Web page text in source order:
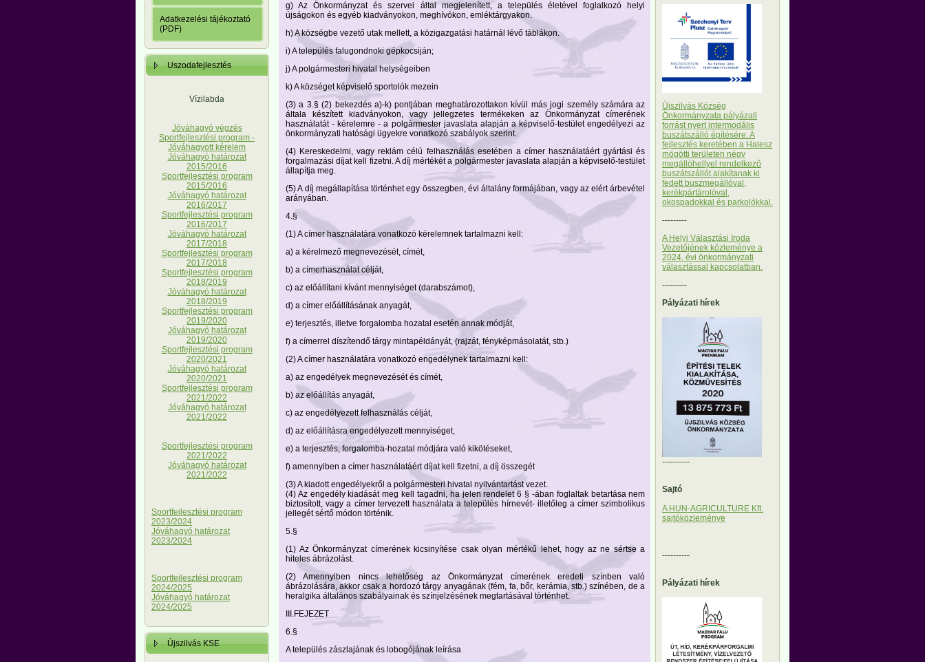
Adatkezelési tájékoztató
(PDF)
Uszodafejlesztés
Vízilabda
Jóváhagyó végzés
Sportfejlesztési program -
Jóváhagyott kérelem
Jóváhagyó határozat
2015/2016
Sportfejlesztési program
2015/2016
Jóváhagyó határozat
2016/2017
Sportfejlesztési program
2016/2017
Jóváhagyó határozat
2017/2018
Sportfejlesztési program
2017/2018
Sportfejlesztési program
2018/2019
Jóváhagyó határozat
2018/2019
Sportfejlesztési program
2019/2020
Jóváhagyó határozat
2019/2020
Sportfejlesztési program
2020/2021
Jóváhagyó határozat
2020/2021
Sportfejlesztési program
2021/2022
Jóváhagyó határozat
2021/2022
Sportfejlesztési program
2021/2022
Jóváhagyó határozat
2021/2022
Sportfejlesztési program
2023/2024
Jóváhagyó határozat
2023/2024
Sportfejlesztési program
2024/2025
Jóváhagyó határozat
2024/2025
Újszilvás KSE
g) Az Önkormányzat és szervei által megjelenített, a település életével foglalkozó helyi
újságokon és egyéb kiadványokon, meghívókon, emléktárgyakon.
h) A községbe vezető utak mellett, a közigazgatási határnál lévő táblákon.
i) A település falugondnoki gépkocsiján;
j) A polgármesteri hivatal helységeiben
k) A községet képviselő sportolók mezein
(3) a 3.§ (2) bekezdés a)-k) pontjában meghatározottakon kívül más jogi személy számára az
általa készített kiadványokon, vagy jellegzetes termékeken az Önkormányzat címerének
használatát - kérelemre - a polgármester javaslata alapján a képviselő-testület engedélyezi az
önkormányzati hatósági ügyekre vonatkozó szabályok szerint.
(4) Kereskedelmi, vagy reklám célú felhasználás esetében a címer használatáért gyártási és
forgalmazási díjat kell fizetni. A díj mértékét a polgármester javaslata alapján a képviselő-testület
állapítja meg.
(5) A díj megállapítása történhet egy összegben, évi általány formájában, vagy az elért árbevétel
arányában.
4.§
(1) A címer használatára vonatkozó kérelemnek tartalmazni kell:
a) a kérelmező megnevezését, címét,
b) a címerhasználat célját,
c) az előállítani kívánt mennyiséget (darabszámot),
d) a címer előállításának anyagát,
e) terjesztés, illetve forgalomba hozatal esetén annak módját,
f) a címerrel díszítendő tárgy mintapéldányát, (rajzát, fényképmásolatát, stb.)
(2) A címer használatára vonatkozó engedélynek tartalmazni kell:
a) az engedélyek megnevezését és címét,
b) az előállítás anyagát,
c) az engedélyezett felhasználás célját,
d) az előállításra engedélyezett mennyiséget,
e) a terjesztés, forgalomba-hozatal módjára való kikötéseket,
f) amennyiben a címer használatáért díjat kell fizetni, a díj összegét
(3) A kiadott engedélyekről a polgármesteri hivatal nyilvántartást vezet.
(4) Az engedély kiadását meg kell tagadni, ha jelen rendelet 6 § -ában foglaltak betartása nem
biztosított, vagy a címer tervezett használata a település hírnevét- illetőleg a címer szimbolikus
jellegét sértő módon történik.
5.§
(1) Az Önkormányzat címerének kicsinyítése csak olyan mértékű lehet, hogy az ne sértse a
hiteles ábrázolást.
(2) Amennyiben nincs lehetőség az Önkormányzat címerének eredeti színben való
ábrázolására, akkor csak a hordozó tárgy anyagának (fém, fa, bőr, kerámia, stb.) színében, de a
heralgika általános szabályainak és színjelzésének megtartásával történhet.
III.FEJEZET
6.§
A település zászlajának és lobogójának leírása
Újszilvás Község
Önkormányzata pályázati
forrást nyert intermodális
buszátszálló építésére. A
fejlesztés keretében a Halesz
mögötti területen négy
megállóhellyel rendelkező
buszátszállót alakítanak ki
fedett buszmegállóval,
kerékpártárolóval,
okospadokkal és parkolókkal.
---------
A Helyi Választási Iroda
Vezetőjének közleménye a
2024. évi önkormányzati
választással kapcsolatban.
---------
Pályázati hírek
----------
Sajtó
A HUN-AGRICULTURE Kft.
sajtóközleménye
----------
Pályázati hírek